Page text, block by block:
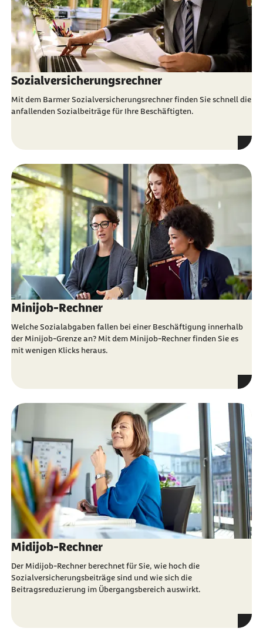
Sozialversicherungsrechner
Mit dem Barmer Sozialversicherungsrechner finden Sie schnell die
anfallenden Sozialbeiträge für Ihre Beschäftigten.
Minijob-Rechner
Welche Sozialabgaben fallen bei einer Beschäftigung innerhalb
der Minijob-Grenze an? Mit dem Minijob-Rechner finden Sie es
mit wenigen Klicks heraus.
Midijob-Rechner
Der Midijob-Rechner berechnet für Sie, wie hoch die
Sozialversicherungsbeiträge sind und wie sich die
Beitragsreduzierung im Übergangsbereich auswirkt.